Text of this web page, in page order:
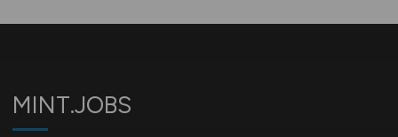
MINT.JOBS